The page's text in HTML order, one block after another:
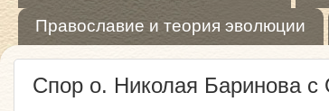
Православие и теория эволюции
Спор о. Николая Баринова с